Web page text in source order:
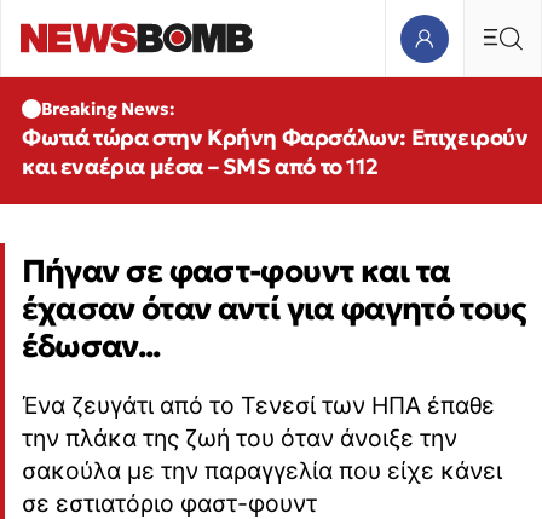
Breaking News:
Φωτιά τώρα στην Κρήνη Φαρσάλων: Επιχειρούν
και εναέρια μέσα – SMS από το 112
Πήγαν σε φαστ-φουντ και τα
έχασαν όταν αντί για φαγητό τους
έδωσαν...
Ένα ζευγάτι από το Τενεσί των ΗΠΑ έπαθε
την πλάκα της ζωή του όταν άνοιξε την
σακούλα με την παραγγελία που είχε κάνει
σε εστιατόριο φαστ-φουντ